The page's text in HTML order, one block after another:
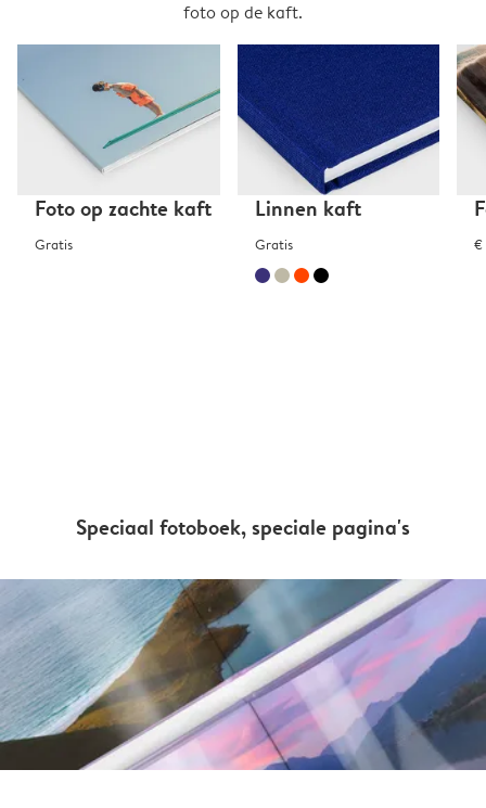
foto op de kaft.
Foto op zachte kaft
Gratis
Linnen kaft
Gratis €
Speciaal fotoboek, speciale pagina's